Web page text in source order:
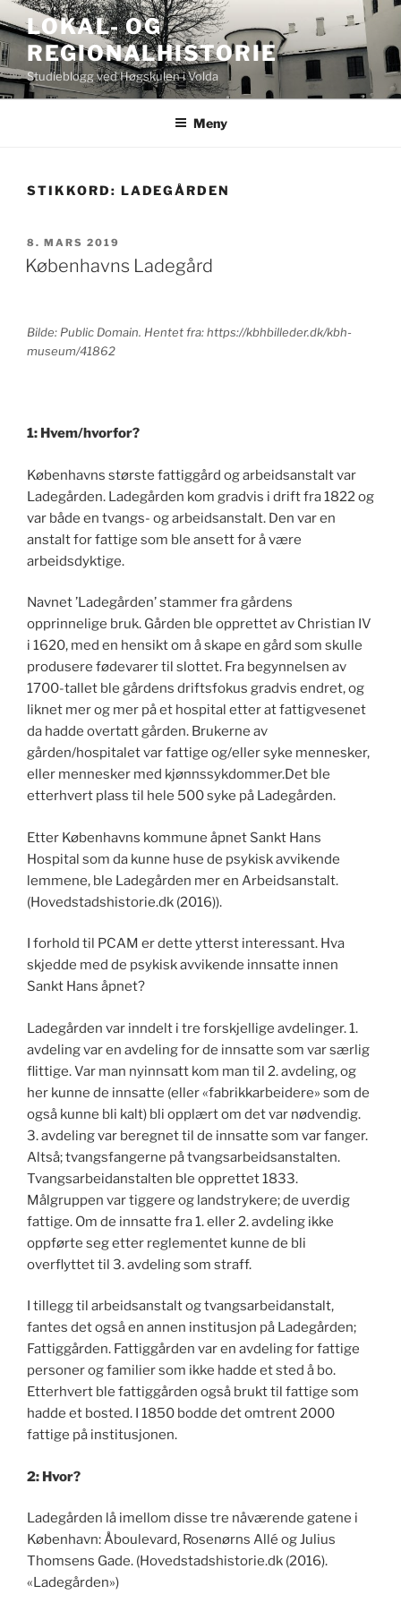
til
innhold
LOKAL- OG
REGIONALHISTORIE
Studieblogg ved Høgskulen i Volda
Meny
STIKKORD: LADEGÅRDEN
PUBLISERT
8. MARS 2019
Københavns Ladegård
Bilde: Public Domain. Hentet fra: https://kbhbilleder.dk/kbh-
museum/41862
1: Hvem/hvorfor?
Københavns største fattiggård og arbeidsanstalt var
Ladegården. Ladegården kom gradvis i drift fra 1822 og
var både en tvangs- og arbeidsanstalt. Den var en
anstalt for fattige som ble ansett for å være
arbeidsdyktige.
Navnet ’Ladegården’ stammer fra gårdens
opprinnelige bruk. Gården ble opprettet av Christian IV
i 1620, med en hensikt om å skape en gård som skulle
produsere fødevarer til slottet. Fra begynnelsen av
1700-tallet ble gårdens driftsfokus gradvis endret, og
liknet mer og mer på et hospital etter at fattigvesenet
da hadde overtatt gården. Brukerne av
gården/hospitalet var fattige og/eller syke mennesker,
eller mennesker med kjønnssykdommer.Det ble
etterhvert plass til hele 500 syke på Ladegården.
Etter Københavns kommune åpnet Sankt Hans
Hospital som da kunne huse de psykisk avvikende
lemmene, ble Ladegården mer en Arbeidsanstalt.
(Hovedstadshistorie.dk (2016)).
I forhold til PCAM er dette ytterst interessant. Hva
skjedde med de psykisk avvikende innsatte innen
Sankt Hans åpnet?
Ladegården var inndelt i tre forskjellige avdelinger. 1.
avdeling var en avdeling for de innsatte som var særlig
flittige. Var man nyinnsatt kom man til 2. avdeling, og
her kunne de innsatte (eller «fabrikkarbeidere» som de
også kunne bli kalt) bli opplært om det var nødvendig.
3. avdeling var beregnet til de innsatte som var fanger.
Altså; tvangsfangerne på tvangsarbeidsanstalten.
Tvangsarbeidanstalten ble opprettet 1833.
Målgruppen var tiggere og landstrykere; de uverdig
fattige. Om de innsatte fra 1. eller 2. avdeling ikke
oppførte seg etter reglementet kunne de bli
overflyttet til 3. avdeling som straff.
I tillegg til arbeidsanstalt og tvangsarbeidanstalt,
fantes det også en annen institusjon på Ladegården;
Fattiggården. Fattiggården var en avdeling for fattige
personer og familier som ikke hadde et sted å bo.
Etterhvert ble fattiggården også brukt til fattige som
hadde et bosted. I 1850 bodde det omtrent 2000
fattige på institusjonen.
2: Hvor?
Ladegården lå imellom disse tre nåværende gatene i
København: Åboulevard, Rosenørns Allé og Julius
Thomsens Gade. (Hovedstadshistorie.dk (2016).
«Ladegården»)